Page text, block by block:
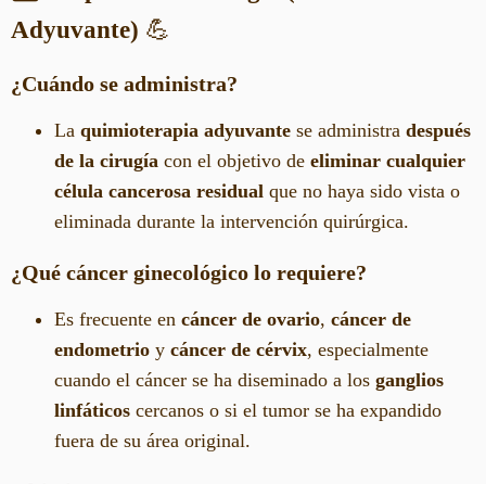
Adyuvante) 💪
¿Cuándo se administra?
La quimioterapia adyuvante se administra después
de la cirugía con el objetivo de eliminar cualquier
célula cancerosa residual que no haya sido vista o
eliminada durante la intervención quirúrgica.
¿Qué cáncer ginecológico lo requiere?
Es frecuente en cáncer de ovario, cáncer de
endometrio y cáncer de cérvix, especialmente
cuando el cáncer se ha diseminado a los ganglios
linfáticos cercanos o si el tumor se ha expandido
fuera de su área original.